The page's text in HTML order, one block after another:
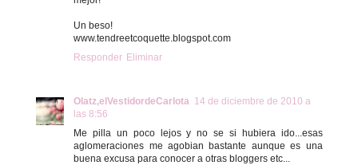
Un beso!
www.tendreetcoquette.blogspot.com
Responder Eliminar
Olatz,elVestidordeCarlota 14 de diciembre de 2010 a
las 8:56
Me pilla un poco lejos y no se si hubiera ido...esas
aglomeraciones me agobian bastante aunque es una
buena excusa para conocer a otras bloggers etc...